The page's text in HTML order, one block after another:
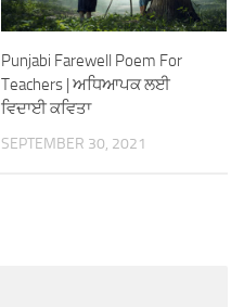
Punjabi Farewell Poem For
Teachers | ਅਧਿਆਪਕ ਲਈ
ਵਿਦਾਈ ਕਵਿਤਾ
SEPTEMBER 30, 2021